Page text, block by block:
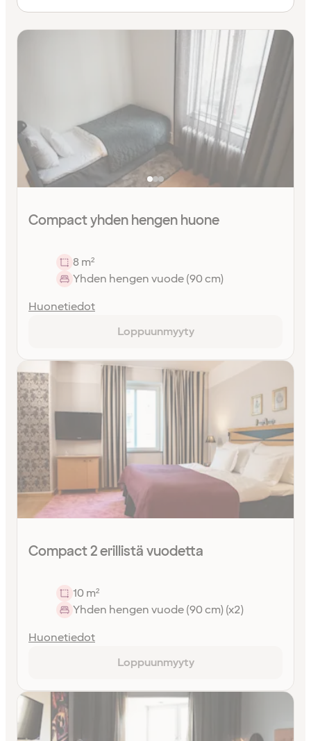
Compact yhden hengen huone
8 m²
Yhden hengen vuode (90 cm)
Huonetiedot
Loppuunmyyty
Compact 2 erillistä vuodetta
10 m²
Yhden hengen vuode (90 cm) (x2)
Huonetiedot
Loppuunmyyty